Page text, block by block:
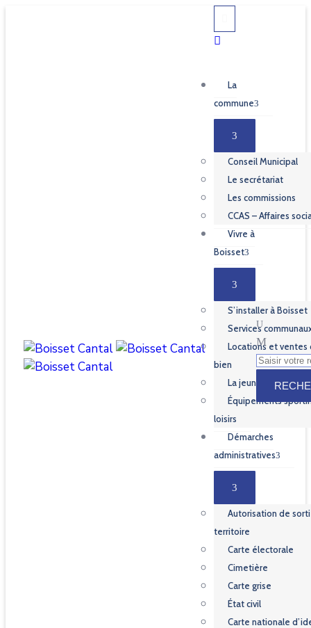
La
commune
Conseil Municipal
Le secrétariat
Les commissions
CCAS – Affaires
Vivre à
Boisset
S’installer à Boisset
Services
Locations et ventes
bien
La jeunesse
Équipements
loisirs
Démarches
administratives
Autorisation de
territoire
Carte électorale
Cimetière
Carte grise
État civil
Carte nationale